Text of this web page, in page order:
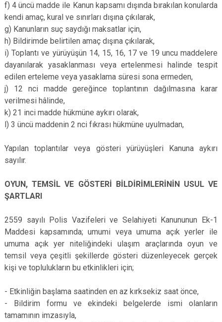
f) 4 üncü madde ile Kanun kapsamı dışında bırakılan konularda
kendi amaç, kural ve sınırları dışına çıkılarak,
g) Kanunların suç saydığı maksatlar için,
h) Bildirimde belirtilen amaç dışına çıkılarak,
i) Toplantı ve yürüyüşün 14, 15, 16, 17 ve 19 uncu maddelere
dayanılarak yasaklanması veya ertelenmesi halinde tespit
edilen erteleme veya yasaklama süresi sona ermeden,
j) 12 nci madde gereğince toplantının dağılmasına karar
verilmesi hâlinde,
k) 21 inci madde hükmüne aykırı olarak,
l) 3 üncü maddenin 2 nci fıkrası hükmüne uyulmadan,
Yapılan toplantılar veya gösteri yürüyüşleri Kanuna aykırı
sayılır.
OYUN, TEMSİL VE GÖSTERİ BİLDİRİMLERİNİN USUL VE
ŞARTLARI
2559 sayılı Polis Vazifeleri ve Selahiyeti Kanununun Ek-1
Maddesi kapsamında; umumi veya umuma açık yerler ile
umuma açık yer niteliğindeki ulaşım araçlarında oyun ve
temsil veya çeşitli şekillerde gösteri düzenleyecek gerçek
kişi ve toplulukların bu etkinlikleri için;
- Etkinliğin başlama saatinden en az kırksekiz saat önce,
- Bildirim formu ve ekindeki belgelerde ismi olanların
tamamının imzasıyla,